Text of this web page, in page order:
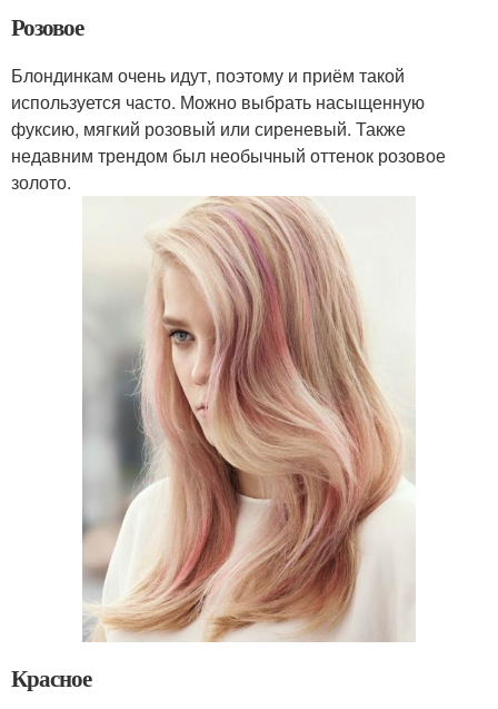
Розовое
Блондинкам очень идут, поэтому и приём такой
используется часто. Можно выбрать насыщенную
фуксию, мягкий розовый или сиреневый. Также
недавним трендом был необычный оттенок розовое
золото.
Красное